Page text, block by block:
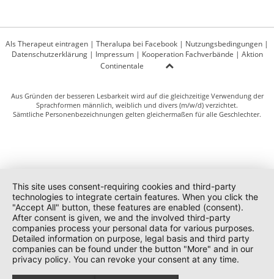
Als Therapeut eintragen | Theralupa bei Facebook | Nutzungsbedingungen |
Datenschutzerklärung| Impressum| Kooperation Fachverbände | Aktion
Continentale
Aus Gründen der besseren Lesbarkeit wird auf die gleichzeitige Verwendung der
Sprachformen männlich, weiblich und divers (m/w/d) verzichtet.
Sämtliche Personenbezeichnungen gelten gleichermaßen für alle Geschlechter.
This site uses consent-requiring cookies and third-party
technologies to integrate certain features. When you click the
"Accept All" button, these features are enabled (consent).
After consent is given, we and the involved third-party
companies process your personal data for various purposes.
Detailed information on purpose, legal basis and third party
companies can be found under the button "More" and in our
privacy policy. You can revoke your consent at any time.